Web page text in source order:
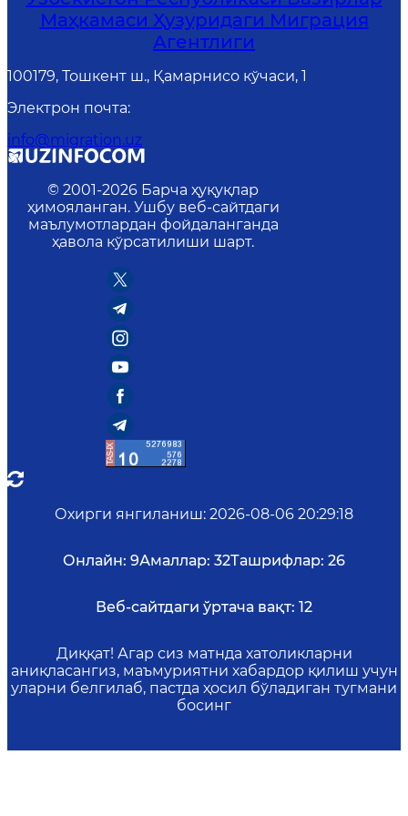
Маҳкамаси Ҳузуридаги Миграция
Агентлиги
100179, Тошкент ш., Қамарнисо кўчаси, 1
Электрон почта:
info@migration.uz
© 2001-2026 Барча ҳуқуқлар
ҳимояланган. Ушбу веб-сайтдаги
маълумотлардан фойдаланганда
ҳавола кўрсатилиши шарт.
Охирги янгиланиш: 2026-08-06 20:29:18
Онлайн: 9Амаллар: 32Ташрифлар: 26
Веб-сайтдаги ўртача вақт: 12
Диққат! Агар сиз матнда хатоликларни
аниқласангиз, маъмуриятни хабардор қилиш учун
уларни белгилаб, пастда ҳосил бўладиган тугмани
босинг